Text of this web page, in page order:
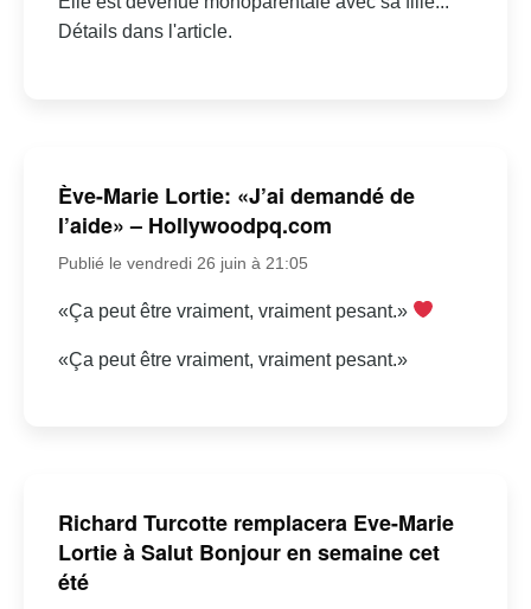
Détails dans l'article.
Ève-Marie Lortie: «J’ai demandé de
l’aide» – Hollywoodpq.com
Publié le vendredi 26 juin à 21:05
«Ça peut être vraiment, vraiment pesant.»
«Ça peut être vraiment, vraiment pesant.»
Richard Turcotte remplacera Eve-Marie
Lortie à Salut Bonjour en semaine cet
été